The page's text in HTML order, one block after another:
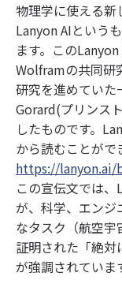
物理学に使える新
Lanyon AIという
ます。この
Wolframの共同研
研究を進めてい
Gorard(プリンス
したものです。
から読むことがで
https://
この宣伝文では
が、科学、エンジ
なタスク（航空
証明された「絶対
が強調されていま